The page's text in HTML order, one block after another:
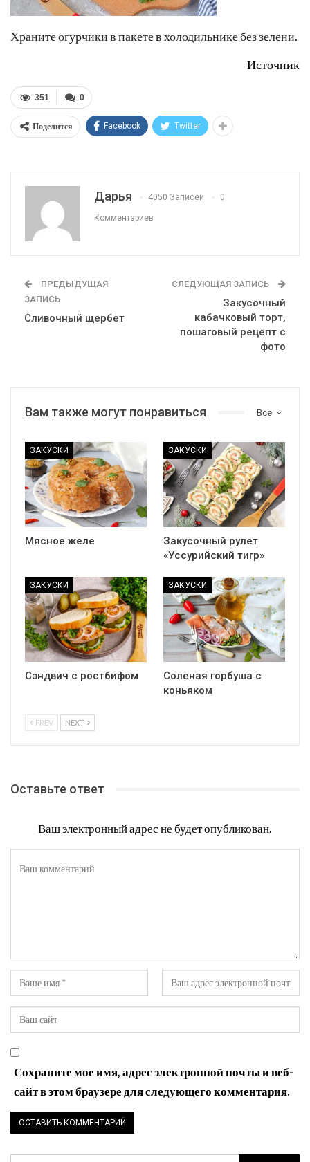
Храните огурчики в пакете в холодильнике без зелени.
Источник
0
351
Поделится Facebook Twitter
Дарья 4050 Записей 0
Комментариев
ПРЕДЫДУЩАЯ
ЗАПИСЬ
Сливочный щербет
СЛЕДУЮЩАЯ ЗАПИСЬ
Закусочный
кабачковый торт,
пошаговый рецепт с
фото
Все
Вам также могут понравиться
ЗАКУСКИ
Мясное желе
ЗАКУСКИ
Закусочный рулет
«Уссурийский тигр»
ЗАКУСКИ
Сэндвич с ростбифом
ЗАКУСКИ
Соленая горбуша с
коньяком
PREV NEXT
Оставьте ответ
Ваш электронный адрес не будет опубликован.
Сохраните мое имя, адрес электронной почты и веб-
сайт в этом браузере для следующего комментария.